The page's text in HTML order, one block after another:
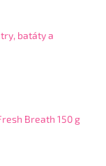
batáty a
Breath 150 g